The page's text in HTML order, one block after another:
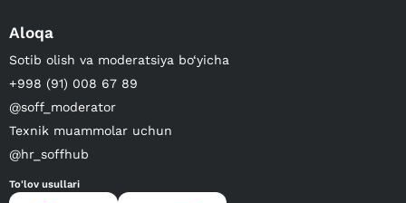
Aloqa
Sotib olish va moderatsiya bo‘yicha
+998 (91) 008 67 89
@soff_moderator
Texnik muammolar uchun
@hr_soffhub
To'lov usullari